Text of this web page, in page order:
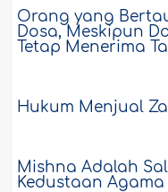
Orang yang
Dosa, Meskipun
Tetap Menerima
Hukum Menjual
Mishna Adalah
Kedustaan Agama